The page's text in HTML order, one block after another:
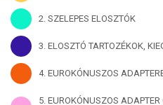
2. SZELEPES ELOSZTÓK
3. ELOSZTÓ TARTOZÉKOK,
4. EUROKÓNUSZOS
5. EUROKÓNUSZOS